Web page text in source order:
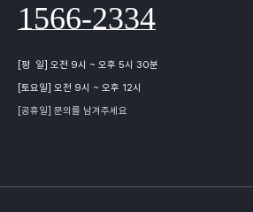
1566-2334
[평 일] 오전 9시 ~ 오후 5시 30분
[토요일] 오전 9시 ~ 오후 12시
[공휴일] 문의를 남겨주세요